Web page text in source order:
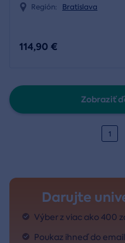
Región: Bratislava
114,90 €
Zobraziť
1
Darujte
Výber z viac ako 400
Poukaz ihneď do